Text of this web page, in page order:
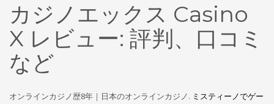
カジノエックス Casino
X レビュー: 評判、口コミ
など
オンラインカジノ歴8年｜日本のオンラインカジノ. ミスティーノでゲー